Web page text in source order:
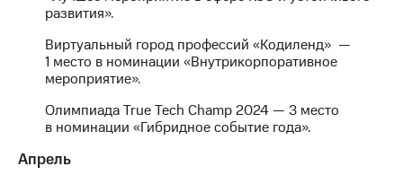
Описание
приобретения
Порядок
выкупа
Дивиденды
Рынок
развития».
Виртуальный город профессий «Кодиленд» —
1 место в номинации «Внутрикорпоративное
мероприятие».
Олимпиада True Tech Champ 2024 — 3 место
в номинации «Гибридное событие года».
Апрель